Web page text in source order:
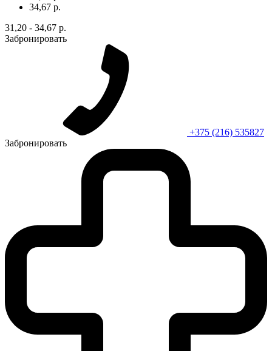
34,67 р.
31,20 - 34,67 р.
Забронировать
+375 (216) 535827
Забронировать